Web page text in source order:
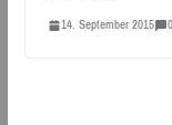
14. September 2015 0